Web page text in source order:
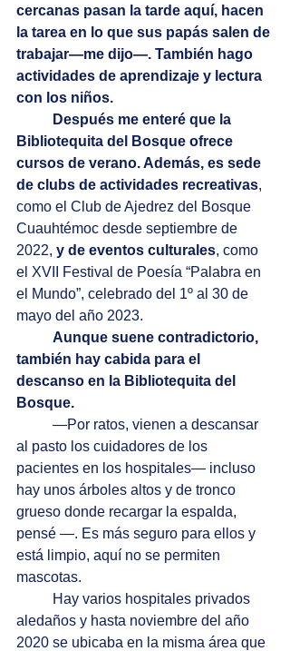
cercanas pasan la tarde aquí, hacen
la tarea en lo que sus papás salen de
trabajar—me dijo—. También hago
actividades de aprendizaje y lectura
con los niños.
Después me enteré que la
Bibliotequita del Bosque ofrece
cursos de verano. Además, es sede
de clubs de actividades recreativas,
como el Club de Ajedrez del Bosque
Cuauhtémoc desde septiembre de
2022, y de eventos culturales, como
el XVII Festival de Poesía “Palabra en
el Mundo”, celebrado del 1º al 30 de
mayo del año 2023.
Aunque suene contradictorio,
también hay cabida para el
descanso en la Bibliotequita del
Bosque.
—Por ratos, vienen a descansar
al pasto los cuidadores de los
pacientes en los hospitales— incluso
hay unos árboles altos y de tronco
grueso donde recargar la espalda,
pensé —. Es más seguro para ellos y
está limpio, aquí no se permiten
mascotas.
Hay varios hospitales privados
aledaños y hasta noviembre del año
2020 se ubicaba en la misma área que